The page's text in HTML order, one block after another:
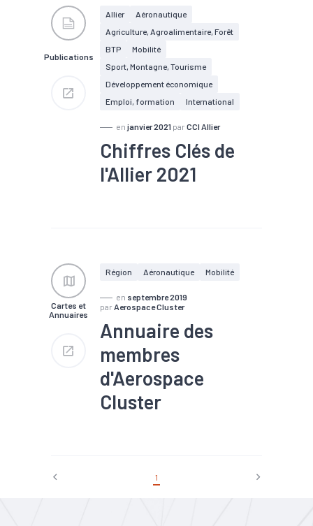
Publications
Allier
Aéronautique
Agriculture, Agroalimentaire, Forêt
BTP
Mobilité
Sport, Montagne, Tourisme
Développement économique
Emploi, formation
International
en janvier 2021 par CCI Allier
Chiffres Clés de
l'Allier 2021
#Démographie
#Fiscalité
#Foncier
#Formation
#Immobilier
#Mécanique
#Nutrition
#Population
#Revenu
#Services
#Tissu économique
#Tourisme
15,6 % des emplois du
établissements du
Cartes et
Annuaires
Région Aéronautique Mobilité
en septembre 2019
par Aerospace Cluster
Annuaire des
membres
d'Aerospace
Cluster
1